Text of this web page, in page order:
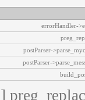
errorHandler-
postParser-
postParser-